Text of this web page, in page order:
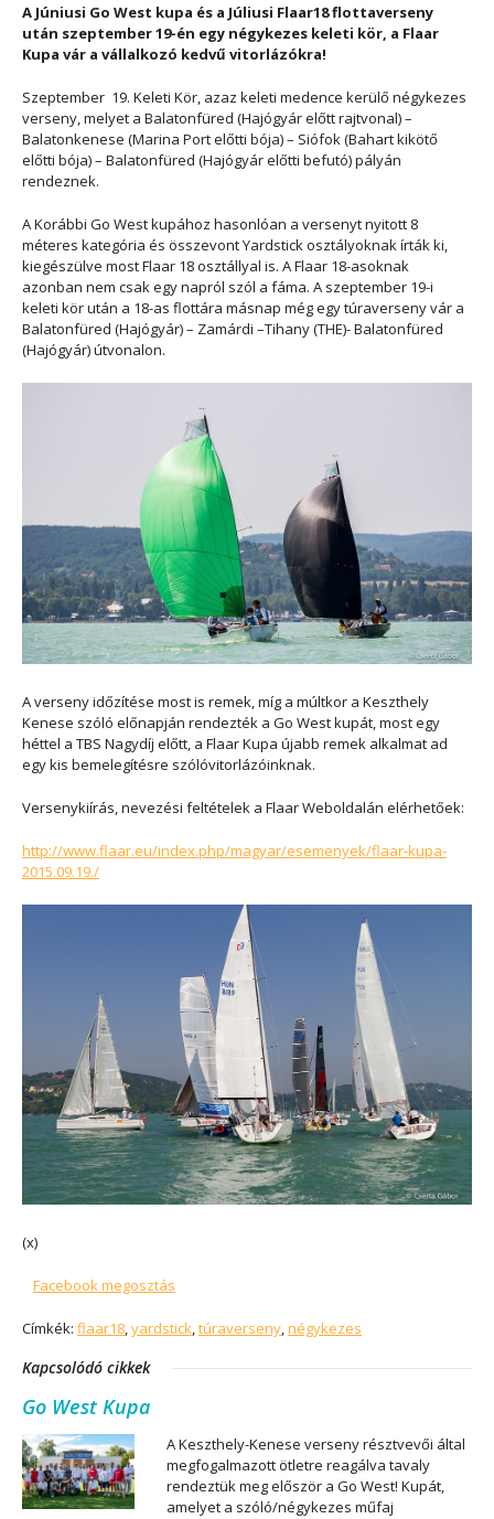
A Júniusi Go West kupa és a Júliusi Flaar18 flottaverseny
után szeptember 19-én egy négykezes keleti kör, a Flaar
Kupa vár a vállalkozó kedvű vitorlázókra!
Szeptember 19. Keleti Kör, azaz keleti medence kerülő négykezes
verseny, melyet a Balatonfüred (Hajógyár előtt rajtvonal) –
Balatonkenese (Marina Port előtti bója) – Siófok (Bahart kikötő
előtti bója) – Balatonfüred (Hajógyár előtti befutó) pályán
rendeznek.
A Korábbi Go West kupához hasonlóan a versenyt nyitott 8
méteres kategória és összevont Yardstick osztályoknak írták ki,
kiegészülve most Flaar 18 osztállyal is. A Flaar 18-asoknak
azonban nem csak egy napról szól a fáma. A szeptember 19-i
keleti kör után a 18-as flottára másnap még egy túraverseny vár a
Balatonfüred (Hajógyár) – Zamárdi –Tihany (THE)- Balatonfüred
(Hajógyár) útvonalon.
A verseny időzítése most is remek, míg a múltkor a Keszthely
Kenese szóló előnapján rendezték a Go West kupát, most egy
héttel a TBS Nagydíj előtt, a Flaar Kupa újabb remek alkalmat ad
egy kis bemelegítésre szólóvitorlázóinknak.
Versenykiírás, nevezési feltételek a Flaar Weboldalán elérhetőek:
http://www.flaar.eu/index.php/magyar/esemenyek/flaar-kupa-
2015.09.19./
(x)
Facebook megosztás
Címkék: flaar18,yardstick,túraverseny,négykezes
Kapcsolódó cikkek
Go West Kupa
A Keszthely-Kenese verseny résztvevői által
megfogalmazott ötletre reagálva tavaly
rendeztük meg először a Go West! Kupát,
amelyet a szóló/négykezes műfaj